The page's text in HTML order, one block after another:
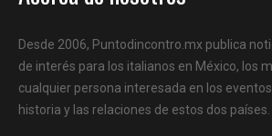
Desde 2006, Puntodincontro.mx publica
de interés para los italianos en México, los
cualquier persona interesada en los
historia y las relaciones de estos dos países.